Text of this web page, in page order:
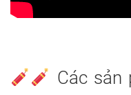
Các sản